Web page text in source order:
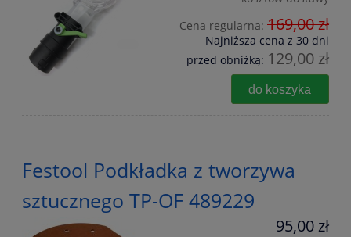
Cena regularna: 169,00 zł
Najniższa cena z 30 dni
przed obniżką: 129,00 zł
do koszyka
Festool Podkładka z tworzywa
sztucznego TP-OF 489229
95,00 zł